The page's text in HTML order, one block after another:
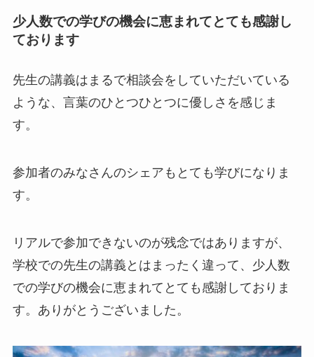
少人数での学びの機会に恵まれてとても感謝し
ております
先生の講義はまるで相談会をしていただいている
ような、言葉のひとつひとつに優しさを感じま
す。
参加者のみなさんのシェアもとても学びになりま
す。
リアルで参加できないのが残念ではありますが、
学校での先生の講義とはまったく違って、少人数
での学びの機会に恵まれてとても感謝しておりま
す。ありがとうございました。